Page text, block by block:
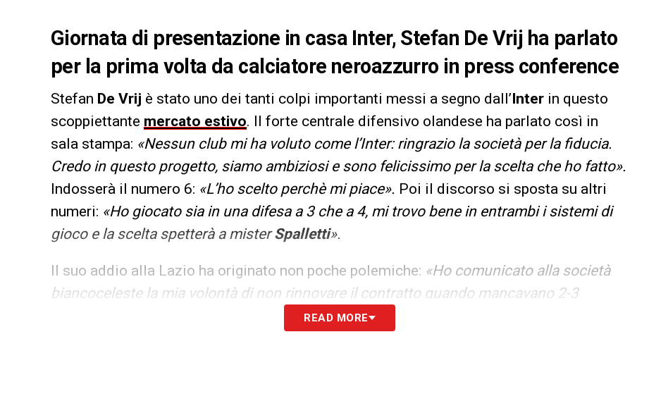
Giornata di presentazione in casa Inter, Stefan De Vrij ha parlato
per la prima volta da calciatore neroazzurro in press conference
Stefan De Vrij è stato uno dei tanti colpi importanti messi a segno dall’Inter in questo
scoppiettante mercato estivo. Il forte centrale difensivo olandese ha parlato così in
sala stampa: «Nessun club mi ha voluto come l’Inter: ringrazio la società per la fiducia.
Credo in questo progetto, siamo ambiziosi e sono felicissimo per la scelta che ho fatto».
Indosserà il numero 6: «L’ho scelto perchè mi piace». Poi il discorso si sposta su altri
numeri: «Ho giocato sia in una difesa a 3 che a 4, mi trovo bene in entrambi i sistemi di
gioco e la scelta spetterà a misterSpalletti».
Il suo addio alla Lazio ha originato non poche polemiche: «Ho comunicato alla società
biancoceleste la mia volontà di non rinnovare il contratto quando mancavano 2-3
Lazio-Inter? E’ il passato, e non si può tornare
READ MORE